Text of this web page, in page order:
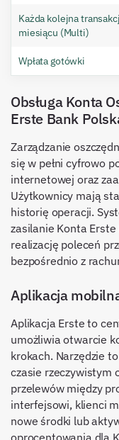
Każda kolejna
miesiącu (Multi)
Wpłata gotówki
Obsługa Konta
Erste Bank
Zarządzanie
się w pełni cyfrowo
internetowej oraz
Użytkownicy mają
historię operacji.
zasilanie Konta
realizację poleceń
bezpośrednio z
Aplikacja
Aplikacja Erste to
umożliwia otwarcie
krokach. Narzędzie
czasie rzeczywistym
przelewów między
interfejsowi, klienci
nowe środki lub
oprocentowania dla